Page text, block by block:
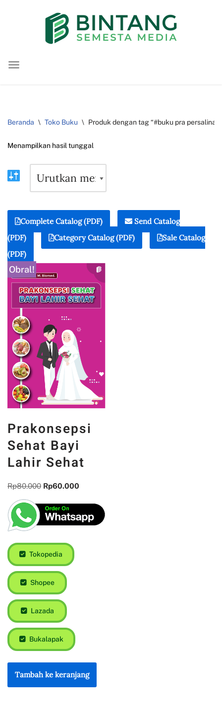
konten
Beranda \ Toko Buku \ Produk dengan tag “#buku pra
Menampilkan hasil tunggal
Complete Catalog (PDF)
Send Catalog
(PDF)
Category Catalog (PDF)
Sale Catalog
(PDF)
Obral!
Prakonsepsi
Sehat Bayi
Lahir Sehat
Rp80.000 Rp60.000
Tokopedia
Shopee
Lazada
Bukalapak
Tambah ke keranjang